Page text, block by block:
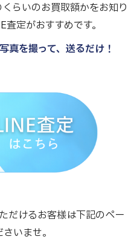
らいのお買取額かをお知り
定がおすすめです。
真を撮って、送るだけ！
だけるお客様は下記のペー
いませ。